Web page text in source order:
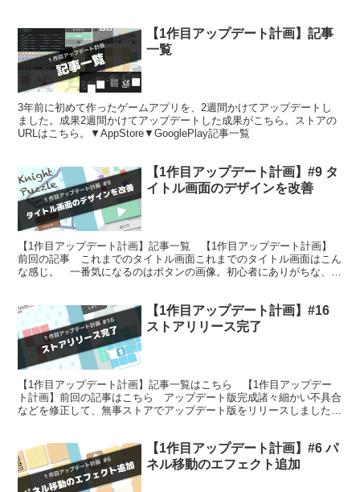
【1作目アップデート計画】記事
一覧
3年前に初めて作ったゲームアプリを、2週間かけてアップデートし
ました。成果2週間かけてアップデートした成果がこちら。ストアの
URLはこちら。▼AppStore▼GooglePlay記事一覧
【1作目アップデート計画】#9 タ
イトル画面のデザインを改善
【1作目アップデート計画】記事一覧 【1作目アップデート計画】
前回の記事 これまでのタイトル画面これまでのタイトル画面はこん
な感じ。 一番気になるのはボタンの画像。初心者にありがちな、
【1作目アップデート計画】#16
ストアリリース完了
【1作目アップデート計画】記事一覧はこちら 【1作目アップデー
ト計画】前回の記事はこちら アップデート版完成諸々細かい不具合
などを修正して、無事ストアでアップデート版をリリースしました！
【1作目アップデート計画】#6 パ
ネル移動のエフェクト追加